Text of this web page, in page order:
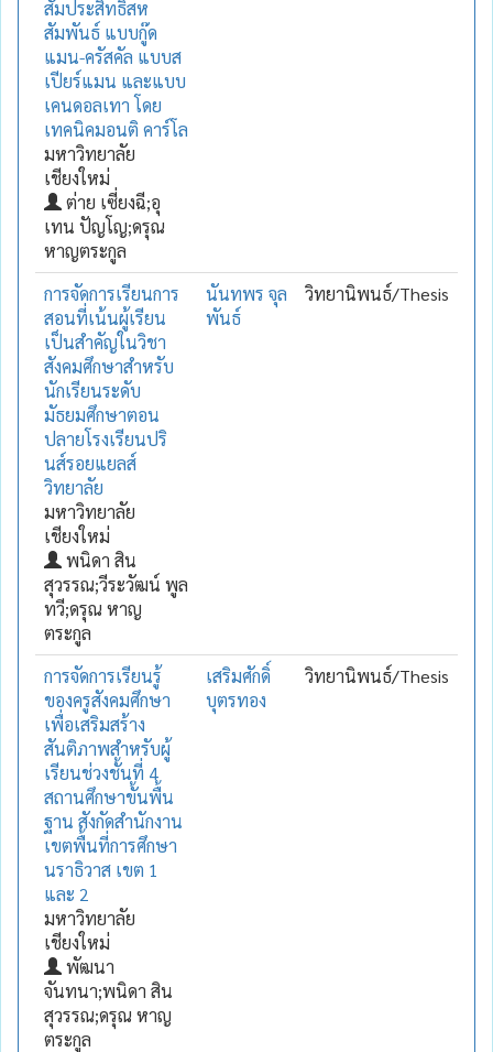
สัมประสิทธิ์สห
สัมพันธ์ แบบกู๊ด
แมน-ครัสคัล แบบส
เปียร์แมน และแบบ
เคนดอลเทา โดย
เทคนิคมอนติ คาร์โล
มหาวิทยาลัย
เชียงใหม่
ต่าย เซี่ยงฉี;อุ
เทน ปัญโญ;ดรุณ
หาญตระกูล
การจัดการเรียนการ
สอนที่เน้นผู้เรียน
เป็นสำคัญในวิชา
สังคมศึกษาสำหรับ
นักเรียนระดับ
มัธยมศึกษาตอน
ปลายโรงเรียนปริ
นส์รอยแยลส์
วิทยาลัย
มหาวิทยาลัย
เชียงใหม่
พนิดา สิน
สุวรรณ;วีระวัฒน์ พูล
ทวี;ดรุณ หาญ
ตระกูล
นันทพร จุล
พันธ์
วิทยานิพนธ์/Thesis
การจัดการเรียนรู้
ของครูสังคมศึกษา
เพื่อเสริมสร้าง
สันติภาพสำหรับผู้
เรียนช่วงชั้นที่ 4
สถานศึกษาขั้นพื้น
ฐาน สังกัดสำนักงาน
เขตพื้นที่การศึกษา
นราธิวาส เขต 1
และ 2
มหาวิทยาลัย
เชียงใหม่
พัฒนา
จันทนา;พนิดา สิน
สุวรรณ;ดรุณ หาญ
ตระกูล
เสริมศักดิ์
บุตรทอง
วิทยานิพนธ์/Thesis